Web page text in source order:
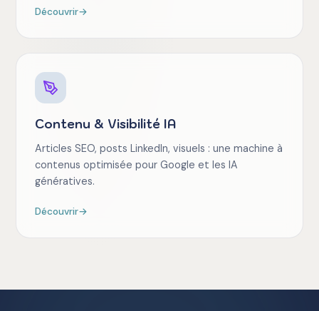
Découvrir→
Contenu & Visibilité IA
Articles SEO, posts LinkedIn, visuels : une machine à
contenus optimisée pour Google et les IA
génératives.
Découvrir→